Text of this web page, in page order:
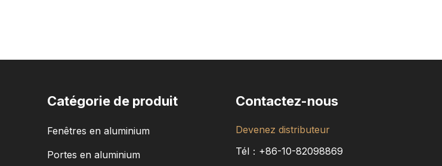
Catégorie de produit
Fenêtres en aluminium
Portes en aluminium
Contactez-nous
Devenez distributeur
Tél：+86-10-82098869